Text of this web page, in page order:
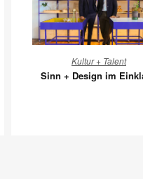
+
Design
Kultur + Talent
Sinn + Design im